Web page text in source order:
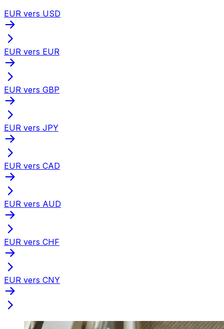
EUR vers USD
EUR vers EUR
EUR vers GBP
EUR vers JPY
EUR vers CAD
EUR vers AUD
EUR vers CHF
EUR vers CNY